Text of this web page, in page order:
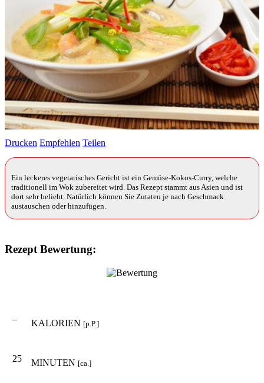
Drucken Empfehlen Teilen
Ein leckeres vegetarisches Gericht ist ein Gemüse-Kokos-Curry, welche
traditionell im Wok zubereitet wird. Das Rezept stammt aus Asien und ist
dort sehr beliebt. Natürlich können Sie Zutaten je nach Geschmack
austauschen oder hinzufügen.
Rezept Bewertung:
– KALORIEN [p.P.]
25 MINUTEN [ca.]